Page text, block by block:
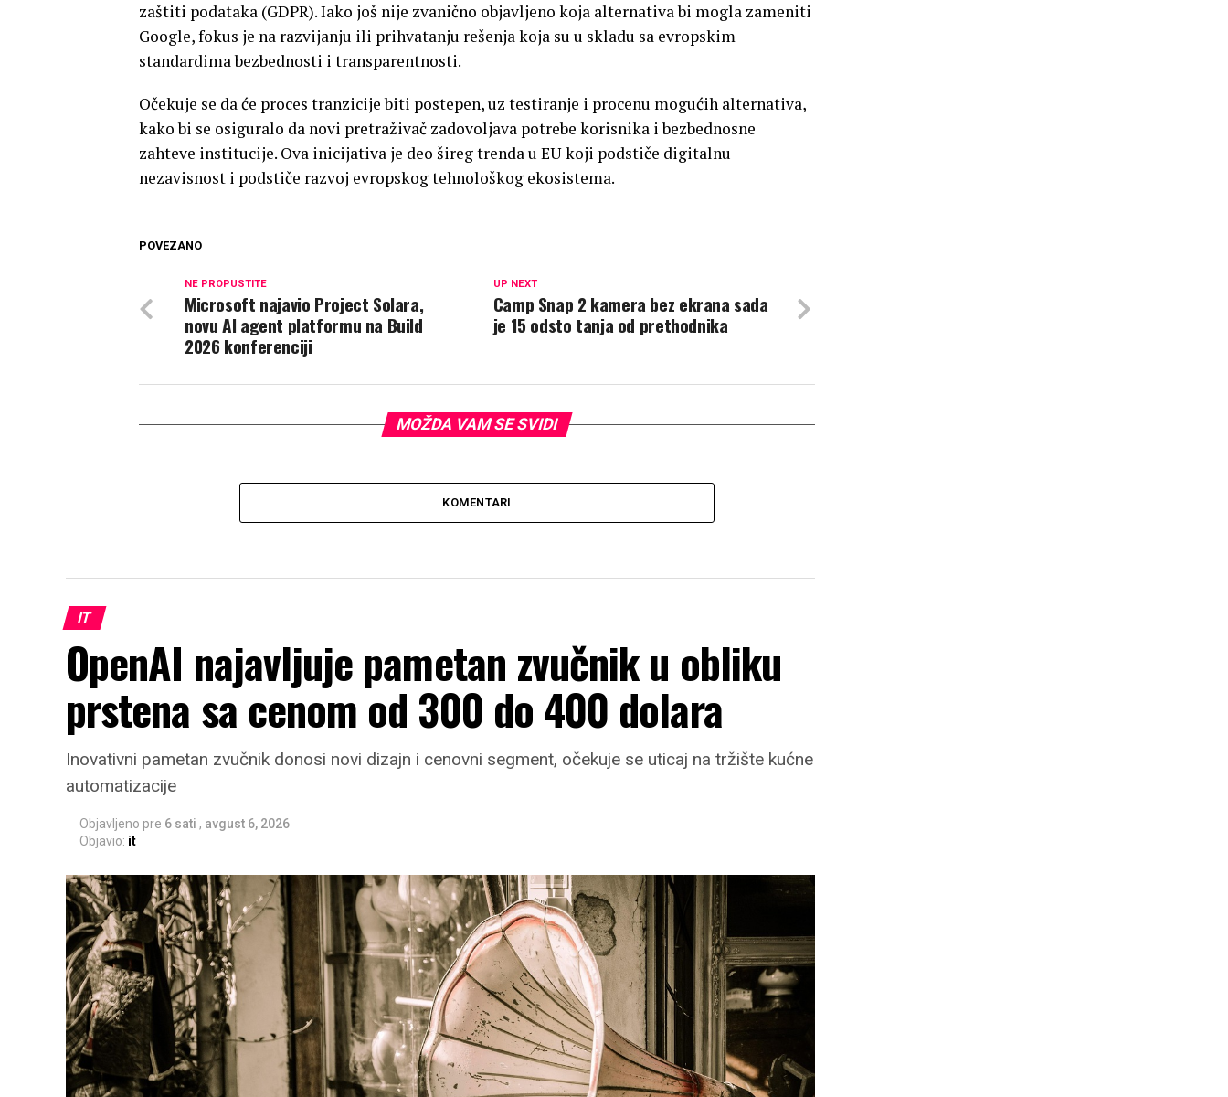
zaštiti podataka (GDPR). Iako još nije zvanično objavljeno koja alternativa bi mogla zameniti
Google, fokus je na razvijanju ili prihvatanju rešenja koja su u skladu sa evropskim
standardima bezbednosti i transparentnosti.
Očekuje se da će proces tranzicije biti postepen, uz testiranje i procenu mogućih alternativa,
kako bi se osiguralo da novi pretraživač zadovoljava potrebe korisnika i bezbednosne
zahteve institucije. Ova inicijativa je deo šireg trenda u EU koji podstiče digitalnu
nezavisnost i podstiče razvoj evropskog tehnološkog ekosistema.
POVEZANO
UP NEXT
Camp Snap 2 kamera bez ekrana sada
je 15 odsto tanja od prethodnika
NE PROPUSTITE
Microsoft najavio Project Solara,
novu AI agent platformu na Build
2026 konferenciji
MOŽDA VAM SE SVIDI
KOMENTARI
IT
OpenAI najavljuje pametan zvučnik u obliku
prstena sa cenom od 300 do 400 dolara
Inovativni pametan zvučnik donosi novi dizajn i cenovni segment, očekuje se uticaj na tržište kućne
automatizacije
Objavljeno pre 6 sati , avgust 6, 2026
Objavio: it